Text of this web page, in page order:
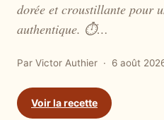
dorée et croustillante pour
authentique. ⏱…
Par Victor Authier 6 août
Voir la recette